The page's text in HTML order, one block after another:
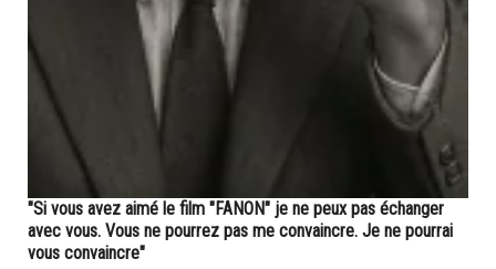
"Si vous avez aimé le film "FANON" je ne peux pas échanger
avec vous. Vous ne pourrez pas me convaincre. Je ne pourrai
vous convaincre"